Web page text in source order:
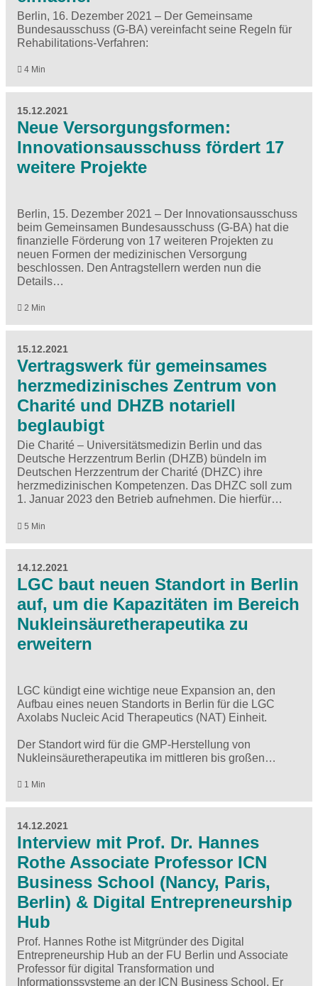
Berlin, 16. Dezember 2021 – Der Gemeinsame
Bundesausschuss (G-BA) vereinfacht seine Regeln für
Rehabilitations-Verfahren:
4 Min
15.12.2021
Neue Versorgungsformen:
Innovationsausschuss fördert 17
weitere Projekte
Berlin, 15. Dezember 2021 – Der Innovationsausschuss
beim Gemeinsamen Bundesausschuss (G-BA) hat die
finanzielle Förderung von 17 weiteren Projekten zu
neuen Formen der medizinischen Versorgung
beschlossen. Den Antragstellern werden nun die
Details…
2 Min
15.12.2021
Vertragswerk für gemeinsames
herzmedizinisches Zentrum von
Charité und DHZB notariell
beglaubigt
Die Charité – Universitätsmedizin Berlin und das
Deutsche Herzzentrum Berlin (DHZB) bündeln im
Deutschen Herzzentrum der Charité (DHZC) ihre
herzmedizinischen Kompetenzen. Das DHZC soll zum
1. Januar 2023 den Betrieb aufnehmen. Die hierfür…
5 Min
14.12.2021
LGC baut neuen Standort in Berlin
auf, um die Kapazitäten im Bereich
Nukleinsäuretherapeutika zu
erweitern
LGC kündigt eine wichtige neue Expansion an, den
Aufbau eines neuen Standorts in Berlin für die LGC
Axolabs Nucleic Acid Therapeutics (NAT) Einheit.
Der Standort wird für die GMP-Herstellung von
Nukleinsäuretherapeutika im mittleren bis großen…
1 Min
14.12.2021
Interview mit Prof. Dr. Hannes
Rothe Associate Professor ICN
Business School (Nancy, Paris,
Berlin) & Digital Entrepreneurship
Hub
Prof. Hannes Rothe ist Mitgründer des Digital
Entrepreneurship Hub an der FU Berlin und Associate
Professor für digital Transformation und
Informationssysteme an der ICN Business School. Er